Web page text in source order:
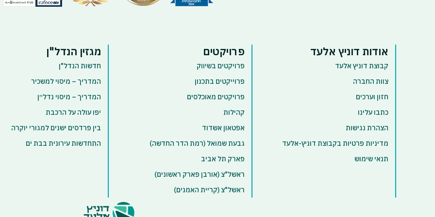
אודות דוניץ אלעד
קבוצת דוניץ אלעד
צוות החברה
חזון וערכים
כתבו עלינו
הצהרת נגישות
מדיניות פרטיות בקבוצת דוניץ-אלעד
תנאי שימוש
פרויקטים
פרויקטים בשיווק
פרוייקטים בתכנון
פרויקטים מאוכלסים
קהילות
אפטאון אשדוד
גבעת שמואל (רמת הדר החדשה)
פארק תל אביב
ראשל"צ (אורבן פארק ראשונים)
ראשל"צ (קריית האמנים)
מגזין הנדל"ן
חדשות הנדל"ן
המדריך – מיסוי למשכיר
המדריך – מיסוי נדל״ן
יפו עולה על הרכבת
בין פרדסים ישנים למגורי יוקרה
התחדשות עירונית בבת ים